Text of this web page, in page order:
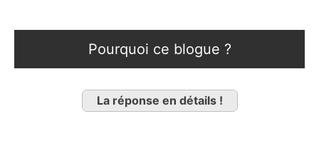
Pourquoi ce blogue ?
La réponse en détails !